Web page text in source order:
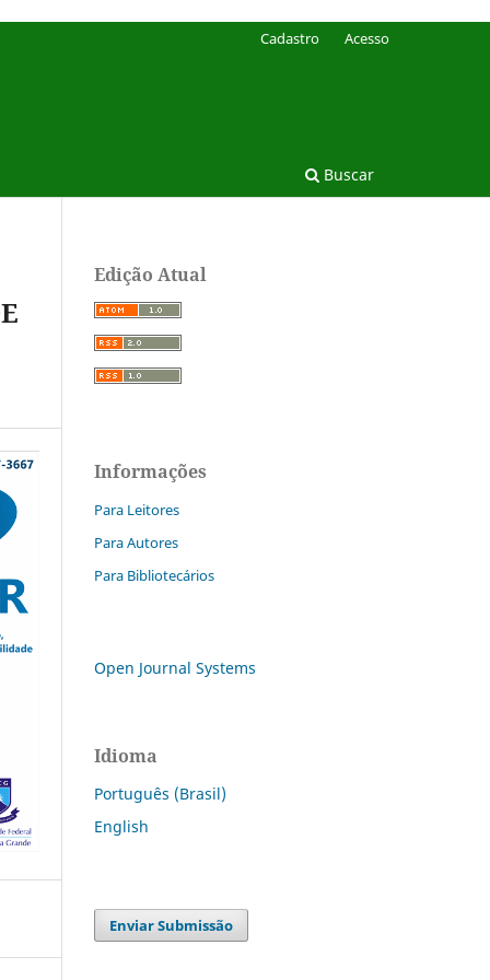
Buscar
Cadastro Acesso
Edição Atual
Informações
Para Leitores
Para Autores
Para Bibliotecários
Open Journal Systems
Idioma
Português (Brasil)
English
Enviar Submissão